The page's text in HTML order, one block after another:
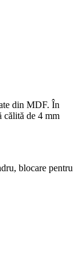
din MDF. În
călită de 4 mm
blocare pentru